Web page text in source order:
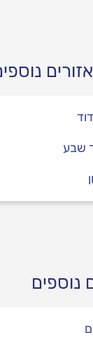
שבע
נוספים